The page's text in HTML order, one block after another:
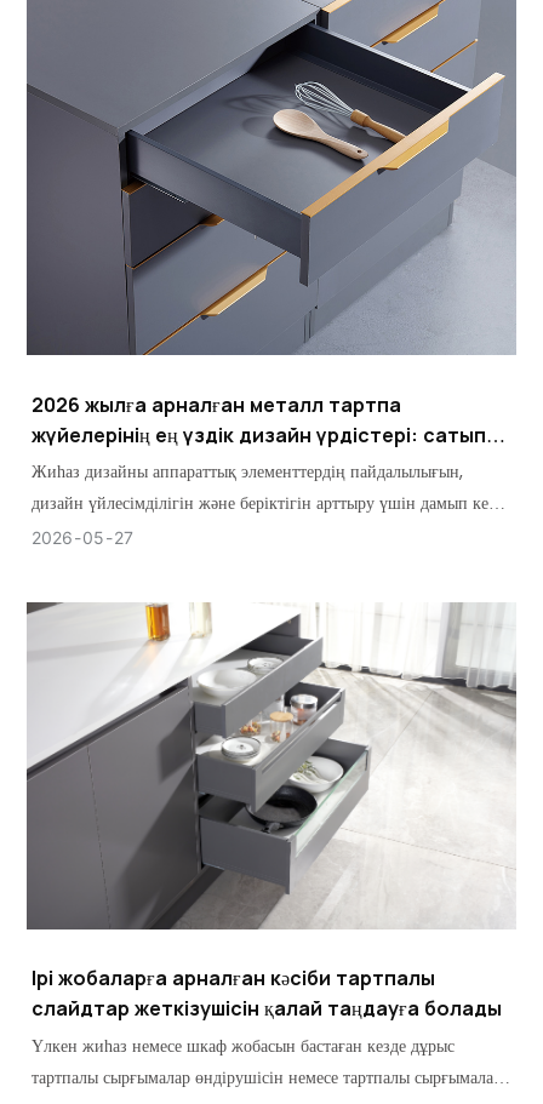
2026 жылға арналған металл тартпа
жүйелерінің ең үздік дизайн үрдістері: сатып
алушыға арналған толық нұсқаулық
Жиһаз дизайны аппараттық элементтердің пайдалылығын,
дизайн үйлесімділігін және беріктігін арттыру үшін дамып келе
жатқандықтан, оңтайлы металл тартпа жүйелеріне қажеттілік
2026 05 27
Ірі жобаларға арналған кәсіби тартпалы
слайдтар жеткізушісін қалай таңдауға болады
Үлкен жиһаз немесе шкаф жобасын бастаған кезде дұрыс
тартпалы сырғымалар өндірушісін немесе тартпалы сырғымалар